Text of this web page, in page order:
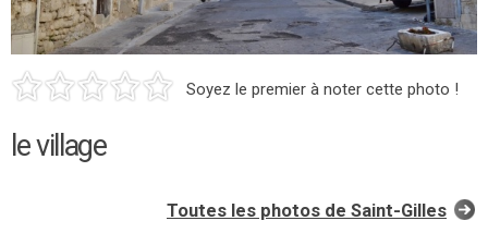
Soyez le premier à noter cette photo !
le village
Toutes les photos de Saint-Gilles